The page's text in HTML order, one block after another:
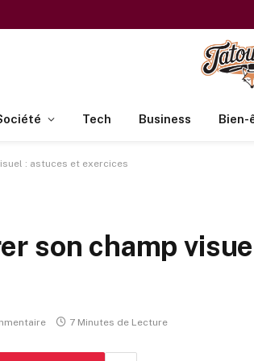
Tech Business Bien-
: astuces et exercices
son champ
7 Minutes de Lecture